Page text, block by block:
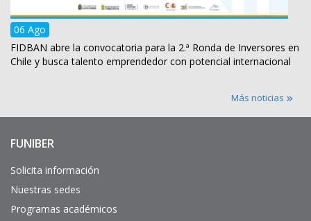
06 Ago
FIDBAN abre la convocatoria para la 2.ª Ronda de Inversores en
Chile y busca talento emprendedor con potencial internacional
Más noticias
Enlaces
interés
FUNIBER
Solicita información
Nuestras sedes
Programas académicos